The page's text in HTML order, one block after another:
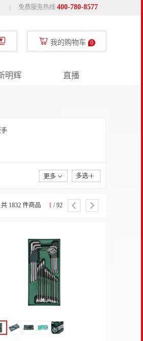
免费服务热线 400-780-8577
我的购物车 0
明辉 直播
手
更多 多选
共 1832 件商品 1 / 92